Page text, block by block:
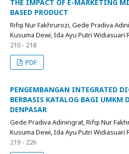
THE IMPACT OF E-MARKETING
BASED PRODUCT
Rifqi Nur Fakhrurozi, Gede Pradiva
Kusuma Dewi, Ida Ayu Putri Widiasuari
210 - 218
PDF
PENGEMBANGAN INTEGRATED
BERBASIS KATALOG BAGI
DENPASAR
Gede Pradiva Adiningrat, Rifqi Nur
Kusuma Dewi, Ida Ayu Putri Widiasuari
219 - 226